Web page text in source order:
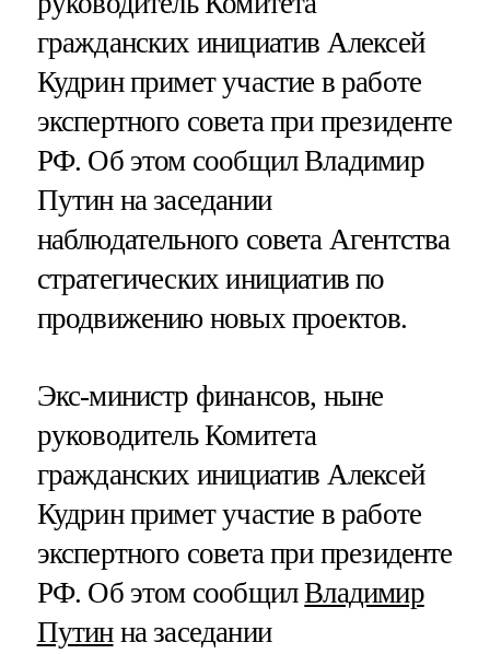
гражданских инициатив Алексей
Кудрин примет участие в работе
экспертного совета при президенте
РФ. Об этом сообщил Владимир
Путин на заседании
наблюдательного совета Агентства
стратегических инициатив по
продвижению новых проектов.
Экс-министр финансов, ныне
руководитель Комитета
гражданских инициатив Алексей
Кудрин примет участие в работе
экспертного совета при президенте
РФ. Об этом сообщилВладимир
Путинна заседании